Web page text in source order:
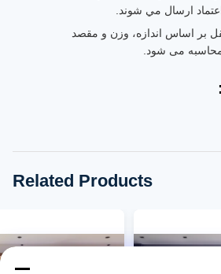
ارسال مي شوند.
بر اساس اندازه، وزن و مقصد
محاسبه می شود.
Related Products